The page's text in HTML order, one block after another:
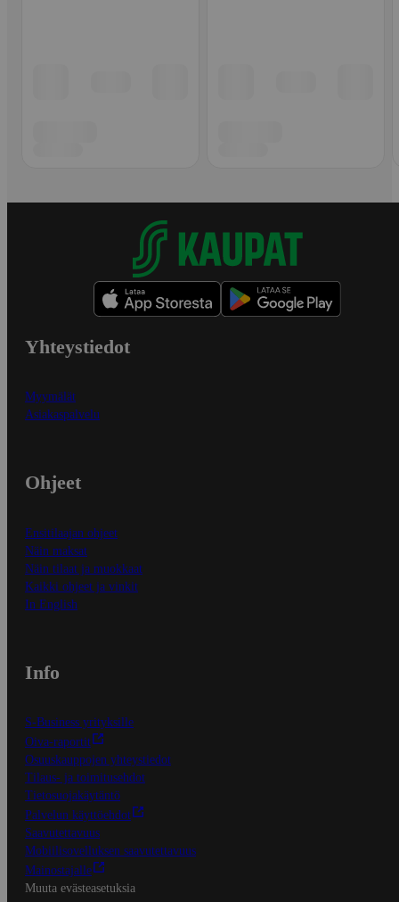
Yhteystiedot
Myymälät
Asiakaspalvelu
Ohjeet
Ensitilaajan ohjeet
Näin maksat
Näin tilaat ja muokkaat
Kaikki ohjeet ja vinkit
In English
Info
S-Business yrityksille
Oiva-raportit
Osuuskauppojen yhteystiedot
Tilaus- ja toimitusehdot
Tietosuojakäytäntö
Palvelun käyttöehdot
Saavutettavuus
Mobiilisovelluksen saavutettavuus
Mainostajalle
Muuta evästeasetuksia